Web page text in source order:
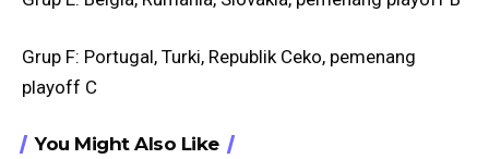
Grup F: Portugal, Turki, Republik Ceko, pemenang
playoff C
You Might Also Like